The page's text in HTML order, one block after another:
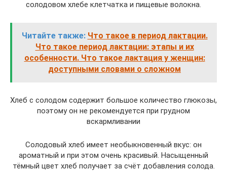
солодовом хлебе клетчатка и пищевые волокна.
Читайте также: Что такое в период лактации.
Что такое период лактации: этапы и их
особенности. Что такое лактация у женщин:
доступными словами о сложном
Хлеб с солодом содержит большое количество глюкозы,
поэтому он не рекомендуется при грудном
вскармливании
Солодовый хлеб имеет необыкновенный вкус: он
ароматный и при этом очень красивый. Насыщенный
тёмный цвет хлеб получает за счёт добавления солода.